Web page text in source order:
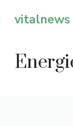
Inhaltvitalnews